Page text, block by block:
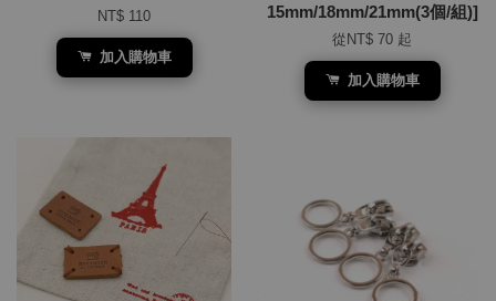
NT$ 110
加入購物車
15mm/18mm/21mm(3個/組)]
從 NT$ 70 起
加入購物車